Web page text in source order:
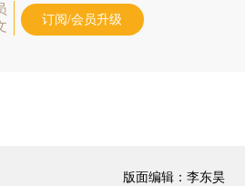
订阅/会员升级
版面编辑：李东昊